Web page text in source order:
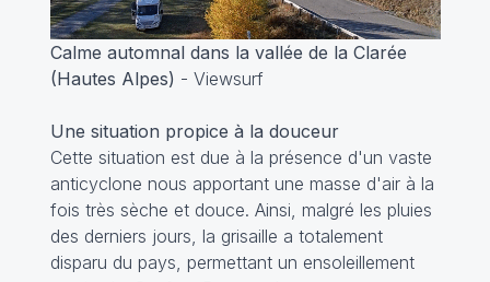
Calme automnal dans la vallée de la Clarée
(Hautes Alpes) - Viewsurf
Une situation propice à la douceur
Cette situation est due à la présence d'un vaste
anticyclone nous apportant une masse d'air à la
fois très sèche et douce. Ainsi, malgré les pluies
des derniers jours, la grisaille a totalement
disparu du pays, permettant un ensoleillement